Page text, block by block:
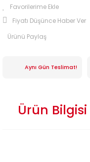
Fiyatı Düşünce Haber Ver
Ürünü Paylaş
Aynı Gün Teslimat!
Ürün Bilgisi